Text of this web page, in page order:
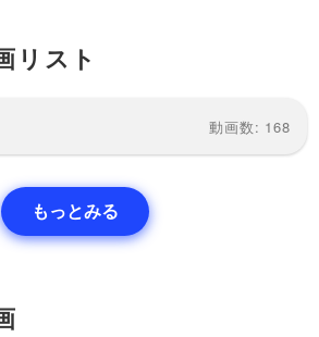
リスト
動画数: 168
もっとみる
にできますので、この動画で基
ディングアニメーションを実
装してみましょう！
今回は四角を使ったいくつかの
パターンを実装してみましょ
う。アイディア次第で色々な形
にできますので、この動画で基
本的な考え方を学びましょう。
JS…